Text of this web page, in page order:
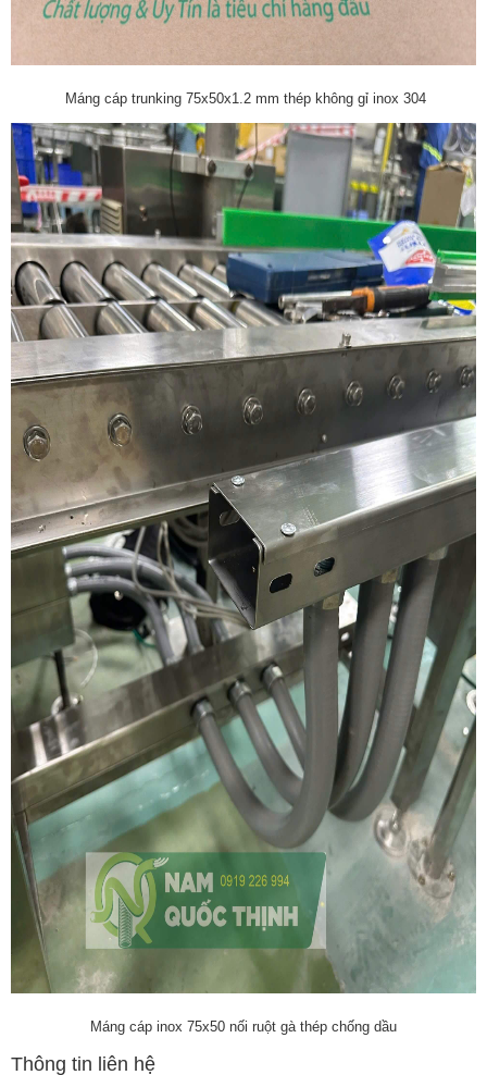
Máng cáp trunking 75x50x1.2 mm thép không gỉ inox 304
Máng cáp inox 75x50 nối ruột gà thép chống dầu
Thông tin liên hệ